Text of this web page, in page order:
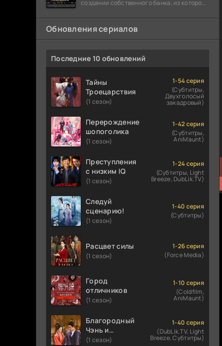
создании собственного банка, из которого
долларов. Однако,
Обновления сериалов
Последние 10 обновлений
Тайны
Троецарствия
(1 сезон)
1-54 серия
(Субтитры,
Двухголосый
закадровый)
Перерождение
шопоголика
(1 сезон)
1-42 серия
(Субтитры,
AniMaunt)
Преступления
с низким IQ
(1 сезон)
1-24 серия
(Субтитры, Light
Breeze, DubLik.TV)
Следуй
сценарию!
(1 сезон)
1-40 серия
(Субтитры)
Расцвет силы
(1 сезон)
1-26 серия
(Force Media)
Город
отличников
(1 сезон)
1-10 серия
(Coldfilm,
AniMaunt)
Благородный
Чэнь и
прекрасная
(1 сезон)
1-40 серия
(DubLik.TV, Light
Breeze, Субтитры)